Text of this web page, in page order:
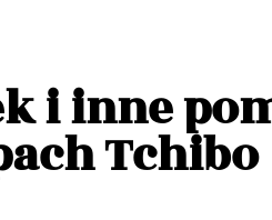
i inne
Tchibo